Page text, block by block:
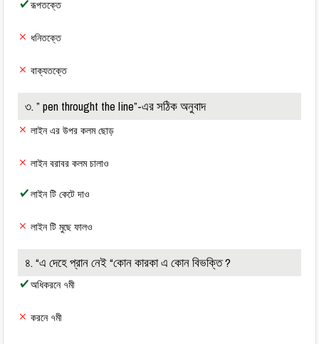
রূপতক্তে
ধনিতক্তে
বাক্যতক্তে
৩. ” pen throught the line”-এর সঠিক অনুবাদ
লাইন এর উপর কলম ছোড়
লাইন বরাবর কলম চালাও
লাইন টি কেটে দাও
লাইন টি মুছে ফালও
৪. “এ দেহে প্রান নেই “কোন কারকা এ কোন বিভক্তি ?
অধিকরনে ৭মী
করনে ৭মী